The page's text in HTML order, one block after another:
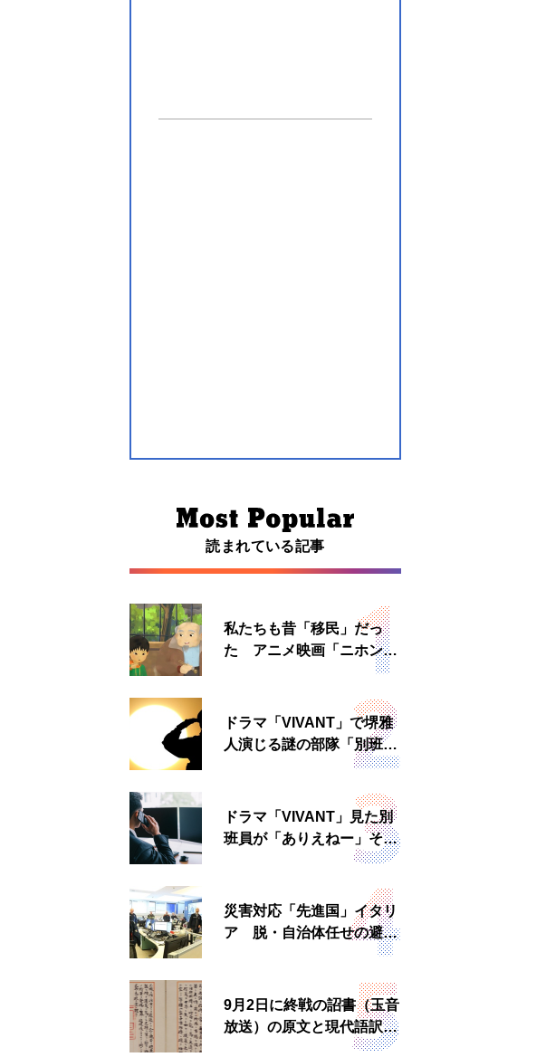
読まれている記事
私たちも昔「移民」だっ
た アニメ映画「ニホンジ
ドラマ「VIVANT」で堺雅
人演じる謎の部隊「別班」
は実在する？内情知る人物
ドラマ「VIVANT」見た別
班員が「ありえねー」その
理由とは 非公然組織ゆえ
災害対応「先進国」イタリ
ア 脱・自治体任せの避難
所運営、被災者への温かい
9月2日に終戦の詔書（玉音
放送）の原文と現代語訳を
読む もう一つの「終戦の